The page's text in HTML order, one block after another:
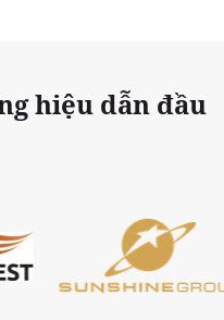
hiệu dẫn đầu